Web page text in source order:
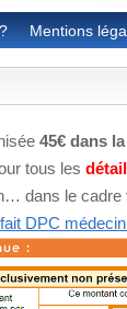
Mentions
45€ dans
tous les
dans le cadre
DPC